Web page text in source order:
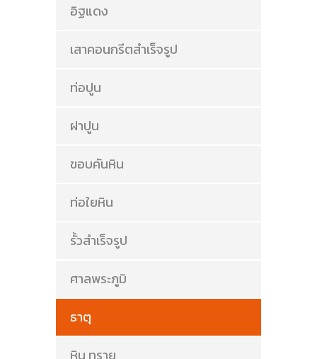
อิฐแดง
เสาคอนกรีตสำเร็จรูป
ท่อปูน
ฝาปูน
ขอบคันหิน
ท่อใยหิน
รั้วสำเร็จรูป
ศาลพระภูมิ
ธาตุ
หิน ทราย